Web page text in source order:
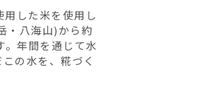
した米を使用し
・八海山)から約
年間を通じて水
の水を、糀づく